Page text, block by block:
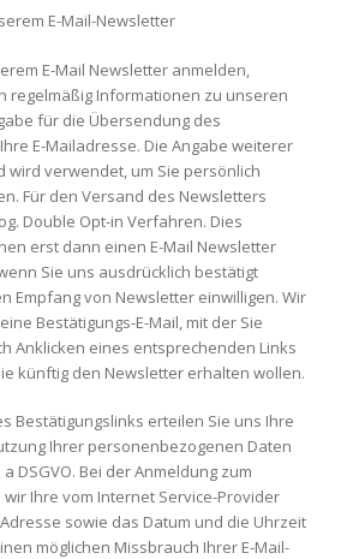
E-Mail-Newsletter
E-Mail Newsletter anmelden,
regelmäßig Informationen zu unseren
für die Übersendung des
E-Mailadresse. Die Angabe weiterer
wird verwendet, um Sie persönlich
Für den Versand des Newsletters
Double Opt-in Verfahren. Dies
erst dann einen E-Mail Newsletter
Sie uns ausdrücklich bestätigt
Empfang von Newsletter einwilligen. Wir
Bestätigungs-E-Mail, mit der Sie
Anklicken eines entsprechenden Links
künftig den Newsletter erhalten wollen.
Bestätigungslinks erteilen Sie uns Ihre
Ihrer personenbezogenen Daten
a DSGVO. Bei der Anmeldung zum
Ihre vom Internet Service-Provider
sowie das Datum und die Uhrzeit
möglichen Missbrauch Ihrer E-Mail-